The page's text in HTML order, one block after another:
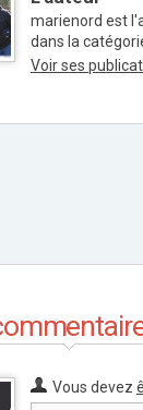
marienord est
dans la
Voir ses
Vous devez